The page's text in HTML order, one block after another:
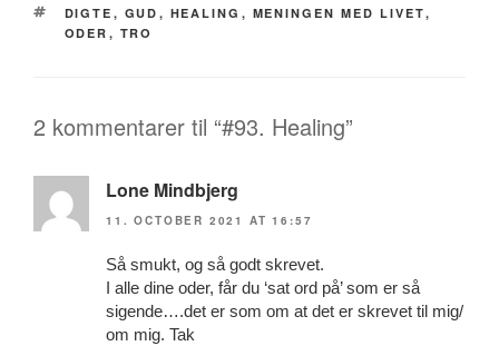
TAGS
DIGTE , GUD , HEALING , MENINGEN MED LIVET,
ODER , TRO
2 kommentarer til “#93. Healing”
Lone Mindbjerg
11. OCTOBER 2021 AT 16:57
Så smukt, og så godt skrevet.
I alle dine oder, får du ‘sat ord på’ som er så
sigende….det er som om at det er skrevet til mig/
om mig. Tak